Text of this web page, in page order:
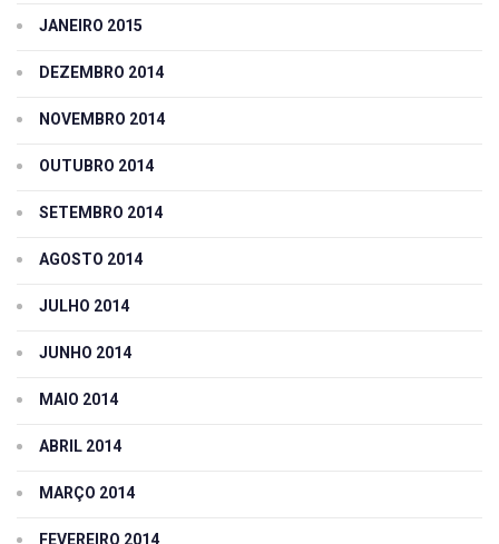
JANEIRO 2015
DEZEMBRO 2014
NOVEMBRO 2014
OUTUBRO 2014
SETEMBRO 2014
AGOSTO 2014
JULHO 2014
JUNHO 2014
MAIO 2014
ABRIL 2014
MARÇO 2014
FEVEREIRO 2014